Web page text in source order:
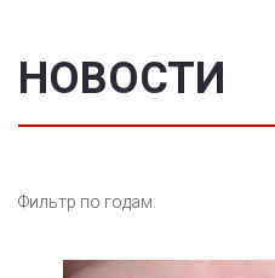
НОВОСТИ
Фильтр по годам: